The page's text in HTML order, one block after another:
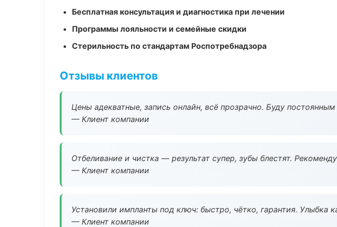
Бесплатная консультация и диагностика при лечении
Программы лояльности и семейные скидки
Стерильность по стандартам Роспотребнадзора
Отзывы клиентов
Цены адекватные, запись онлайн, всё прозрачно. Буду
— Клиент компании
Отбеливание и чистка — результат супер, зубы блестят.
— Клиент компании
Установили импланты под ключ: быстро, чётко, гарантия. Улыбка
— Клиент компании